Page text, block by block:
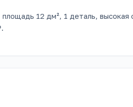
12 дм², 1 деталь, высокая